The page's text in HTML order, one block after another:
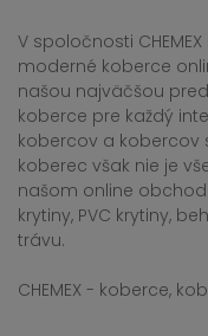
V spoločnosti
moderné koberce
našou najväčšou
koberce pre každý
kobercov a kobercov
koberec však nie je
našom online
krytiny, PVC krytiny,
trávu.
CHEMEX - koberce,